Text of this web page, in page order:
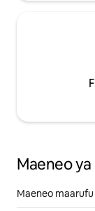
Maeneo
Maeneo